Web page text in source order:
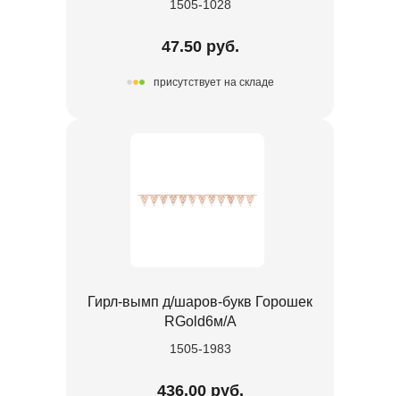
1505-1028
47.50 руб.
присутствует на складе
Гирл-вымп д/шаров-букв Горошек
RGold6м/А
1505-1983
436.00 руб.